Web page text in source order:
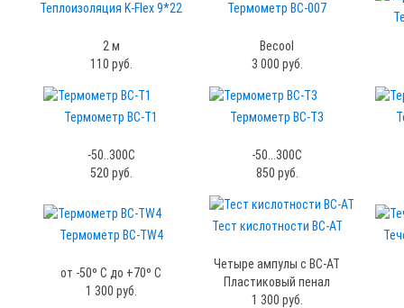
Теплоизоляция K-Flex 9*22
2 м
110 руб.
Термометр BC-007
Becool
3 000 руб.
Термометр ВС-Т1
-50..300С
520 руб.
Термометр ВС-Т3
-50...300С
850 руб.
Термометр ВС-ТW4
от -50º С до +70º С
1 300 руб.
Тест кислотности BC-AT
Четыре ампулы с BC-AT
Пластиковый пенал
1 300 руб.